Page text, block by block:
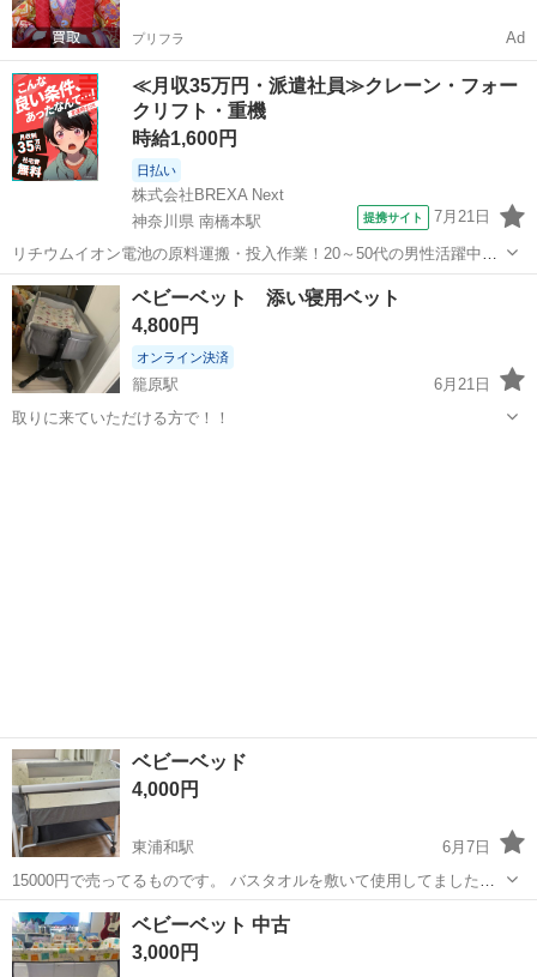
プリフラ Ad
≪月収35万円・派遣社員≫クレーン・フォー
クリフト・重機
時給1,600円
日払い
株式会社BREXA Next
神奈川県 南橋本駅
提携サイト 7月21日
リチウムイオン電池の原料運搬・投入作業！20～50代の男性活躍中★
ワンルーム寮完備！赴任旅費会社負担！年間休日130日★フォークリフ
ト免許お持ちの方、活躍中！就業先食堂利用可★《神奈川県相模原
市》 人気の工場のお仕事 ◇電...
神奈川 相模原市 南橋本駅 その他
ベビーベット 添い寝用ベット
4,800円
オンライン決済
籠原駅
6月21日
取りに来ていただける方で！！
ベビーベッド
4,000円
東浦和駅
6月7日
15000円で売ってるものです。 バスタオルを敷いて使用してましたの
で まだまだ綺麗だと思います。 カバー洗濯できます☺︎ 一部ハゲなど
ありますので気にならない方に。 下の部分が広く収納できるので便利
です。 簡単に折りたた...
埼玉 川口市 東浦和駅 ベッド
ベビーベット 中古
3,000円